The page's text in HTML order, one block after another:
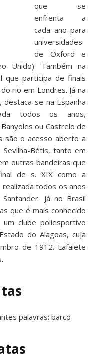
que se
enfrenta a
cada ano para
universidades
de Oxford e
Unido). Também na
que participa de finais
rio em Londres. Já na
se na Espanha
todos os anos,
ou Castrelo de
são o acesso aberto a
Sevilha-Bétis, tanto em
outras bandeiras que
de s. XIX como a
realizada todos os anos
Já no Brasil
que é mais conhecido
clube poliesportivo
do Alagoas, cuja
de 1912. Lafaiete
palavras: barco